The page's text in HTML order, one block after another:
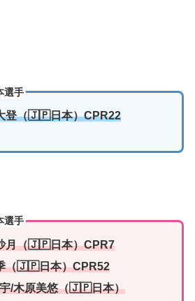
選手
登（🇯🇵日本）CPR22
選手
月（🇯🇵日本）CPR7
（🇯🇵日本）CPR52
/木原美悠（🇯🇵日本）